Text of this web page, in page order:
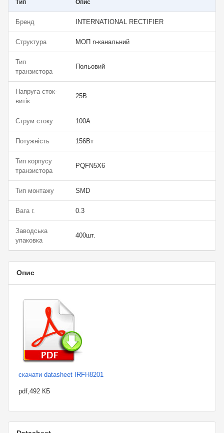
Тип Опис
Бренд INTERNATIONAL RECTIFIER
Структура МОП n-канальний
Тип
транзистора
Польовий
Напруга сток-
витік
25В
Струм стоку 100А
Потужність 156Вт
Тип корпусу
транзистора
PQFN5X6
Тип монтажу SMD
Вага г. 0.3
Заводська
упаковка
400шт.
Опис
скачати datasheet IRFH8201
pdf,492 КБ